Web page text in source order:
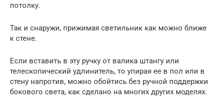
потолку.
Так и снаружи, прижимая светильник как можно ближе
к стене.
Если вставить в эту ручку от валика штангу или
телескопический удлинитель, то упирая ее в пол или в
стену напротив, можно обойтись без ручной поддержки
бокового света, как сделано на многих других моделях.